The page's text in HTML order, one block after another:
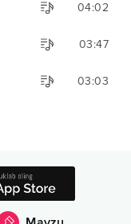
04:02
03:47
03:03